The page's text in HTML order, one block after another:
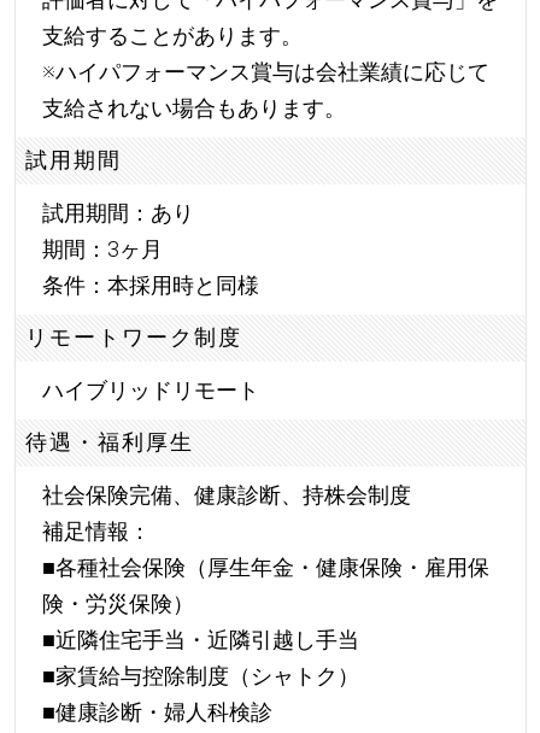
支給することがあります。
※ハイパフォーマンス賞与は会社業績に応じて
支給されない場合もあります。
試用期間
試用期間：あり
期間：3ヶ月
条件：本採用時と同様
リモートワーク制度
ハイブリッドリモート
待遇・福利厚生
社会保険完備、健康診断、持株会制度
補足情報：
■各種社会保険（厚生年金・健康保険・雇用保
険・労災保険）
■近隣住宅手当・近隣引越し手当
■家賃給与控除制度（シャトク）
■健康診断・婦人科検診